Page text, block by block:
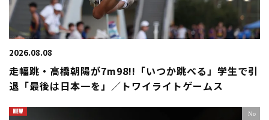
2026.08.08
走幅跳・高橋朝陽が7m98!!「いつか跳べる」学生で引
退「最後は日本一を」／トワイライトゲームス